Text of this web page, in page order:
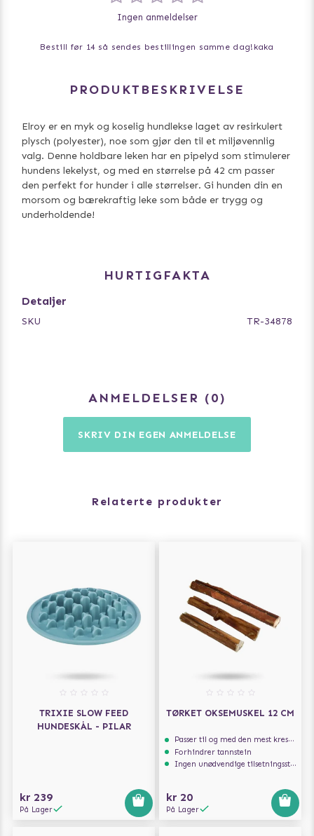
Ingen anmeldelser
Bestill før 14 så sendes bestillingen samme dag! kaka
PRODUKTBESKRIVELSE
Elroy er en myk og koselig hundlekse laget av resirkulert
plysch (polyester), noe som gjør den til et miljøvennlig
valg. Denne holdbare leken har en pipelyd som stimulerer
hundens lekelyst, og med en størrelse på 42 cm passer
den perfekt for hunder i alle størrelser. Gi hunden din en
morsom og bærekraftig leke som både er trygg og
underholdende!
HURTIGFAKTA
Detaljer
SKU TR-34878
ANMELDELSER 0
SKRIV DIN EGEN ANMELDELSE
Relaterte produkter
TRIXIE SLOW FEED
HUNDESKÅL - PILAR
kr 239
På Lager
TØRKET OKSEMUSKEL 12 CM
Passer til og med den mest kresne hunden
Forhindrer tannstein
Ingen unødvendige tilsetningsstoffer
kr 20
På Lager